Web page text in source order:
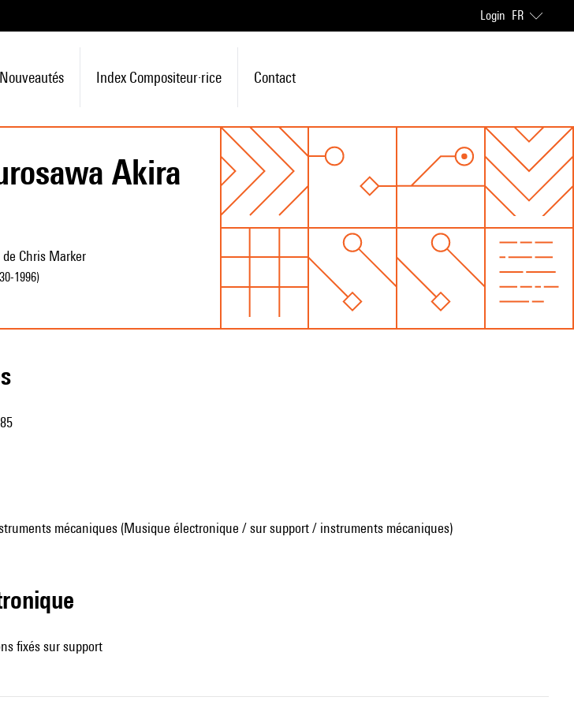
Login FR
Nouveautés Index Compositeur·rice Contact
Akira
Chris Marker
-1996)
mécaniques (Musique électronique / sur support / instruments mécaniques)
fixés sur support